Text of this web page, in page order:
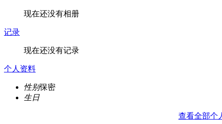
现在还没有相册
记录
现在还没有记录
个人资料
性别保密
生日
查看全部个